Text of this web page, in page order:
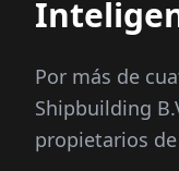
Por más de
Shipbuilding
propietarios